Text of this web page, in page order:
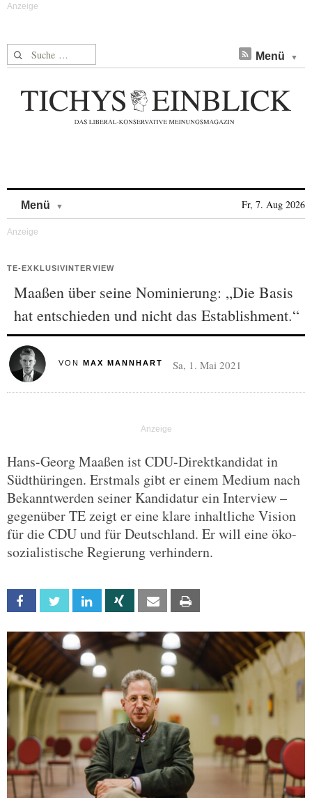
Suche nach: Menü
Menü Fr, 7. Aug 2026
TE-EXKLUSIVINTERVIEW
Maaßen über seine Nominierung: „Die Basis
hat entschieden und nicht das Establishment.“
VON MAX MANNHART Sa, 1. Mai 2021
Hans-Georg Maaßen ist CDU-Direktkandidat in
Südthüringen. Erstmals gibt er einem Medium nach
Bekanntwerden seiner Kandidatur ein Interview –
gegenüber TE zeigt er eine klare inhaltliche Vision
für die CDU und für Deutschland. Er will eine öko-
sozialistische Regierung verhindern.
Facebook Twitter Linkedin Xing Email